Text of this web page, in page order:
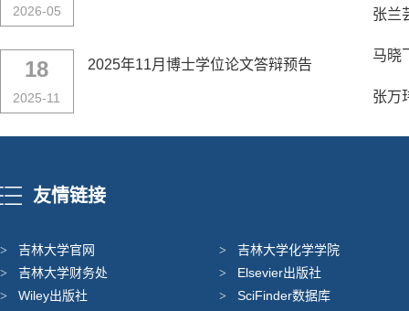
2026-05
18
2025-11
2025年11月博士学位论文答辩预告
张兰
马晓
张万
友情链接
吉林大学官网
吉林大学化学学院
吉林大学财务处
Elsevier出版社
Wiley出版社
SciFinder数据库